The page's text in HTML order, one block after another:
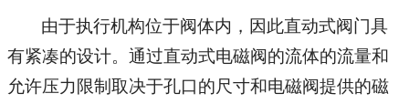
由于执行机构位于阀体内，因此直动式阀门具
有紧凑的设计。通过直动式电磁阀的流体的流量和
允许压力限制取决于孔口的尺寸和电磁阀提供的磁